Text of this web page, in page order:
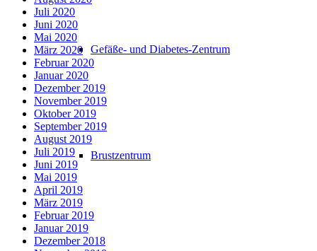
Gefäße- und Diabetes-Zentrum
Brustzentrum
Juli 2020
Juni 2020
Mai 2020
März 2020
Februar 2020
Januar 2020
Dezember 2019
November 2019
Oktober 2019
September 2019
August 2019
Juli 2019
Juni 2019
Mai 2019
April 2019
März 2019
Februar 2019
Januar 2019
Dezember 2018